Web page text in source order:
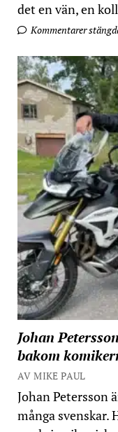
det en vän, en
Kommentarer
Johan
bakom
AV MIKE PAUL
Johan Petersson
många svenskar.